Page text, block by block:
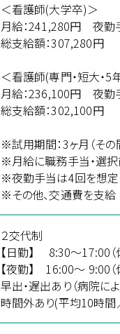
＜看護師(大学卒)＞
月給：241,280円 夜勤
総支給額：307,280円
＜看護師(専門・短大・5
月給：236,100円 夜勤
総支給額：302,100円
※試用期間：3ヶ月（そ
※月給に職務手当・選
※夜勤手当は4回を想定
※その他、交通費を支給
２交代制
【日勤】 8:30～17:00（
【夜勤】 16:00～ 9:00（
早出・遅出あり（病院に
時間外あり(平均10時間